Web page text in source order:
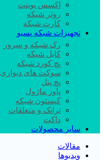
اکسس پوینت
روتر شبکه
کارت شبکه
تجهیزات شبکه پسیو
رک شبکه و سرور
کابل شبکه
پچ کورد شبکه
سوکت های دیواری
پچ پنل
پاور ماژول
کیستون شبکه
ترانک و متعلقات
داکت
سایر محصولات
مقالات
ویدیوها